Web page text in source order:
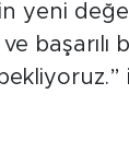
yeni